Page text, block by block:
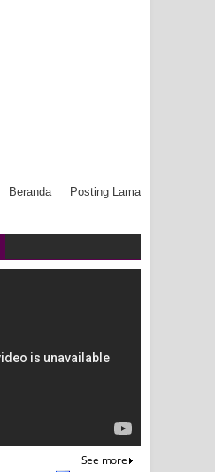
Posting Lama
Beranda